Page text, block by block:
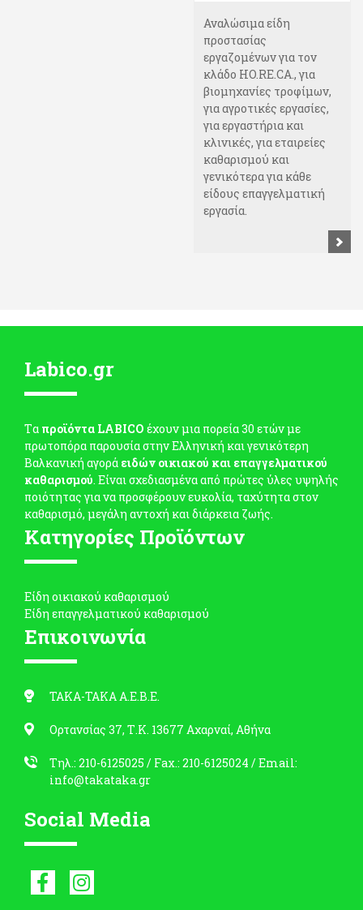
Αναλώσιμα είδη
προστασίας
εργαζομένων για τον
κλάδο HO.RE.CA., για
βιομηχανίες τροφίμων,
για αγροτικές εργασίες,
για εργαστήρια και
κλινικές, για εταιρείες
καθαρισμού και
γενικότερα για κάθε
είδους επαγγελματική
εργασία.
Labico.gr
Tα προϊόντα LABICO έχουν μια πορεία 30 ετών με
πρωτοπόρα παρουσία στην Ελληνική και γενικότερη
Βαλκανική αγορά ειδών οικιακού και επαγγελματικού
καθαρισμού. Είναι σχεδιασμένα από πρώτες ύλες υψηλής
ποιότητας για να προσφέρουν ευκολία, ταχύτητα στον
καθαρισμό, μεγάλη αντοχή και διάρκεια ζωής.
Κατηγορίες Προϊόντων
Είδη οικιακού καθαρισμού
Είδη επαγγελματικού καθαρισμού
Επικοινωνία
ΤΑΚΑ-ΤΑΚΑ Α.Ε.Β.Ε.
Ορτανσίας 37, Τ.Κ. 13677 Αχαρναί, Αθήνα
Τηλ.: 210-6125025 / Fax.: 210-6125024 /Email:
info@takataka.gr
Social Media